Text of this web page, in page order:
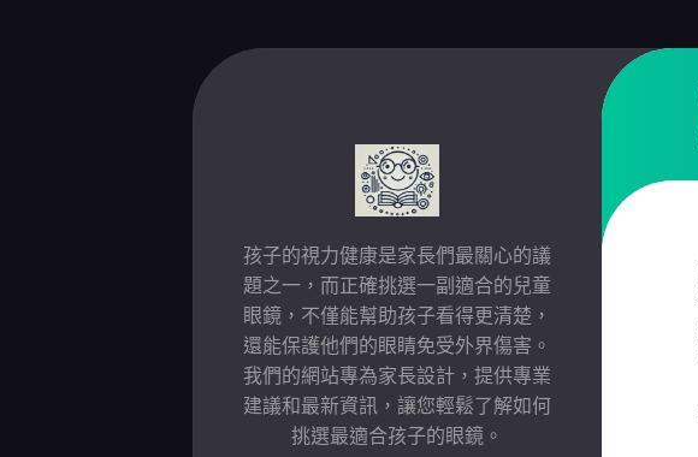
孩子的視力健康是家長們最關心的議
題之一，而正確挑選一副適合的兒童
眼鏡，不僅能幫助孩子看得更清楚，
還能保護他們的眼睛免受外界傷害。
我們的網站專為家長設計，提供專業
建議和最新資訊，讓您輕鬆了解如何
挑選最適合孩子的眼鏡。